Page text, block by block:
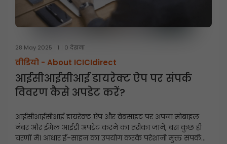
28 May 2025 1 0 देखना
वीडियो - About ICICIdirect
आईसीआईसीआई डायरेक्ट ऐप पर संपर्क
विवरण कैसे अपडेट करें?
आईसीआईसीआई डायरेक्ट ऐप और वेबसाइट पर अपना मोबाइल
नंबर और ईमेल आईडी अपडेट करने का तरीका जानें, बस कुछ ही
चरणों में। आधार ई-साइन का उपयोग करके परेशानी मुक्त संपर्क